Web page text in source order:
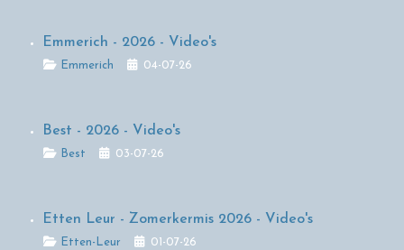
Emmerich - 2026 - Video's
DetailsEmmerich 04-07-26
Best - 2026 - Video's
Details
Best 03-07-26
Etten Leur - Zomerkermis 2026 - Video's
DetailsEtten-Leur 01-07-26